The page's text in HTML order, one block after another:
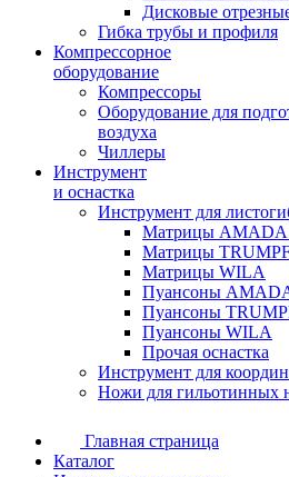
Дисковые
Гибка трубы и профиля
Компрессорное
оборудование
Компрессоры
Оборудование для
воздуха
Чиллеры
Инструмент
и оснастка
Инструмент для
Матрицы AMADA
Матрицы
Матрицы WILA
Пуансоны
Пуансоны
Пуансоны WILA
Прочая оснастка
Инструмент для
Ножи для гильотинных
Главная страница
Каталог